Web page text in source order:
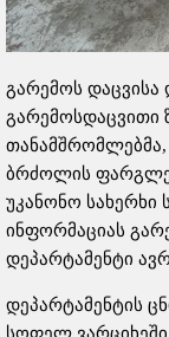
გარემოს დაცვისა
გარემოსდაცვითი
ბრძოლის
უკანონო სახერხი
ინფორმაციას
დეპარტამენტი
დეპარტამენტის
სოფელ